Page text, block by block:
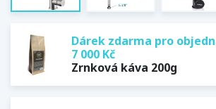
Dárek zdarma pro
7 000 Kč
Zrnková káva 200g